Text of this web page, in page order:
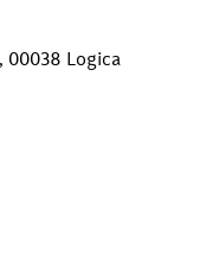
00038 Logica